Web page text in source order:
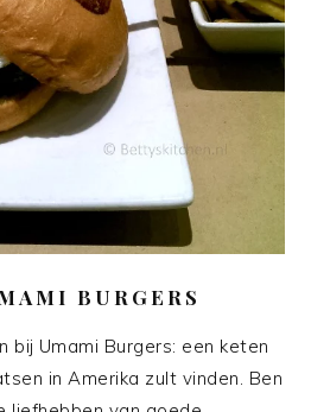
BURGERS
bij Umami Burgers: een keten
in Amerika zult vinden. Ben